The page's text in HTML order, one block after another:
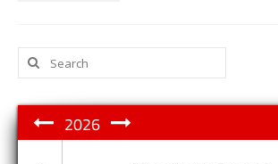
Search
for:
2026